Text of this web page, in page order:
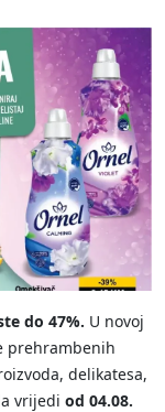
do 47%. U novoj
prehrambenih
delikatesa,
vrijedi od 04.08.